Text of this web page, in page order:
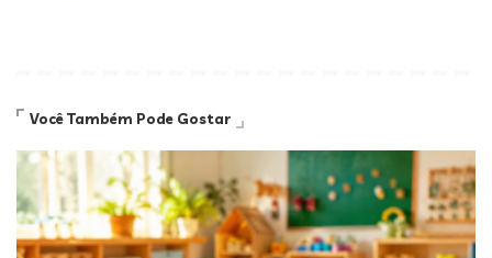
Você Também Pode Gostar